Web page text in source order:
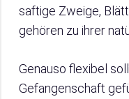
saftige Zweige,
gehören zu ihrer
Genauso flexibel
Gefangenschaft